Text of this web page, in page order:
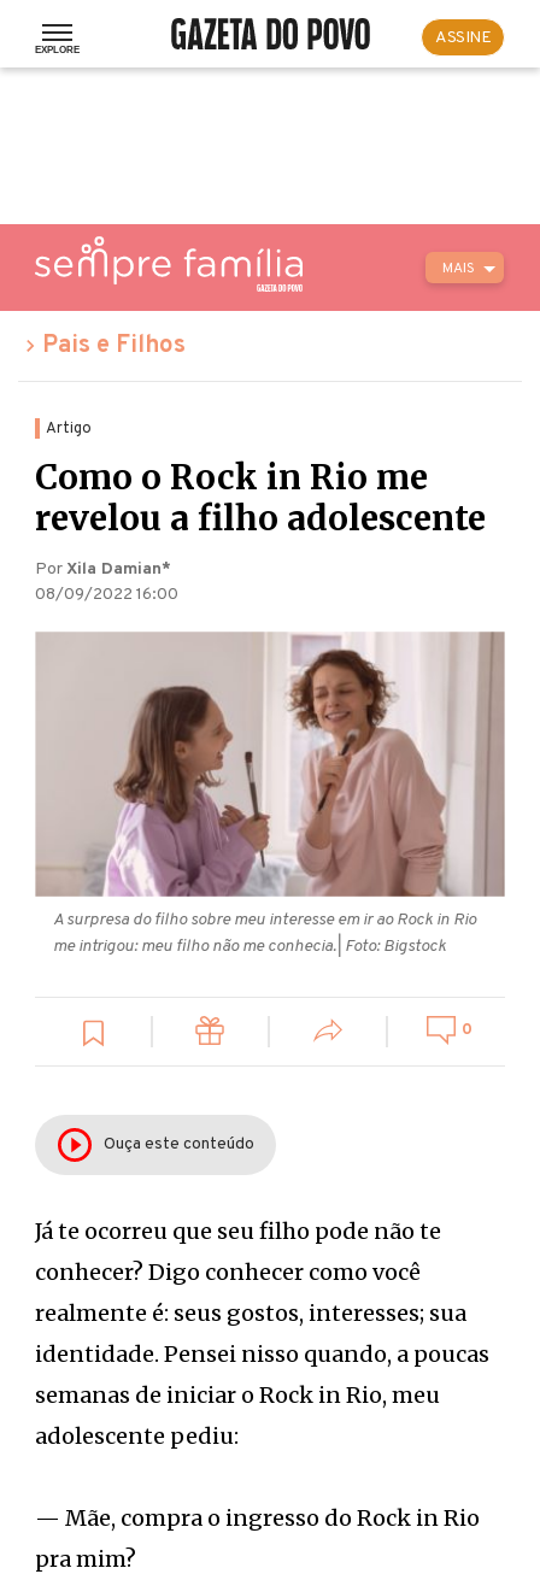
ASSINE
MAIS
Pais e Filhos
Artigo
Como o Rock in Rio me
revelou a filho adolescente
Por Xila Damian*
08/09/2022 16:00
A surpresa do filho sobre meu interesse em ir ao Rock in Rio
me intrigou: meu filho não me conhecia.| Foto: Bigstock
0
Ouça este conteúdo
Já te ocorreu que seu filho pode não te
conhecer? Digo conhecer como você
realmente é: seus gostos, interesses; sua
identidade. Pensei nisso quando, a poucas
semanas de iniciar o Rock in Rio, meu
adolescente pediu:
— Mãe, compra o ingresso do Rock in Rio
pra mim?